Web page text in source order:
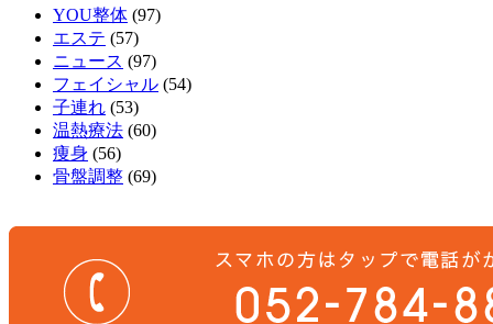
YOU整体 (97)
エステ (57)
ニュース (97)
フェイシャル (54)
子連れ (53)
温熱療法 (60)
痩身 (56)
骨盤調整 (69)